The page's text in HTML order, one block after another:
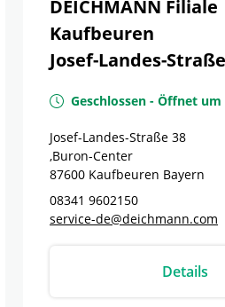
DEICHMANN Filiale
Kaufbeuren
Josef-Landes-
Geschlossen - Öffnet um
Josef-Landes-Straße 38
,Buron-Center
87600 Kaufbeuren Bayern
08341 9602150
service-de@deichmann.com
Details